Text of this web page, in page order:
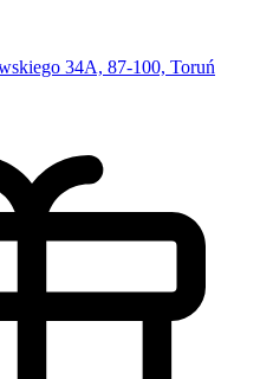
34A, 87-100, Toruń